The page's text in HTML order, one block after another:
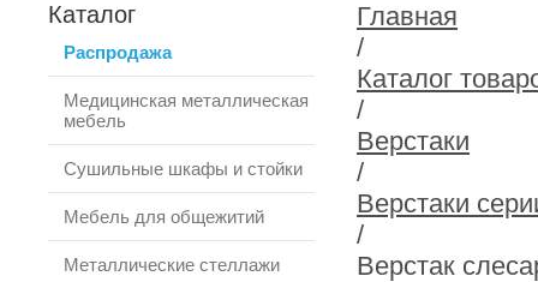
Каталог
Распродажа
Медицинская металлическая
мебель
Сушильные шкафы и стойки
Мебель для общежитий
Металлические стеллажи
Главная
/
Каталог
/
Верстаки
/
Верстаки
/
Верстак